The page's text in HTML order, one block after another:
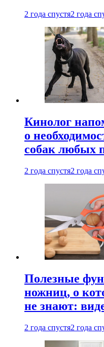
2 года спустя2 года
Кинолог
о
собак любых
2 года спустя2 года
Полезные
ножниц, о
не знают:
2 года спустя2 года